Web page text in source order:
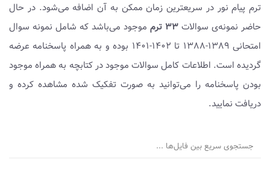
ترم پیام نور در سریعترین زمان ممکن به آن اضافه می‌شود. در حال
حاضر نمونه‌ی سوالات ۳۳ ترم
موجود می‌باشد که شامل نمونه سوال
امتحانی ۱۳۸۹-۱۳۸۸ تا ۱۴۰۲-۱۴۰۱ بوده و به همراه پاسخنامه عرضه
گردیده است. اطلاعات کامل سوالات موجود در کتابچه به همراه موجود
بودن پاسخنامه را می‌توانید به صورت تفکیک شده مشاهده کرده و
دریافت نمایید.
جستجوی سریع بین فایل‌ها ...